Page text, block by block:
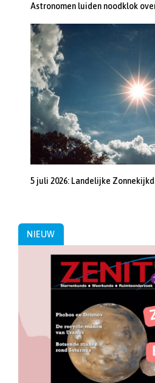
Astronomen luiden noodklok
5 juli 2026: Landelijke
NIEUW